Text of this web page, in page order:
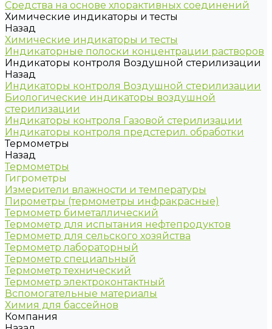
Средства на основе хлорактивных соединений
Химические индикаторы и тесты
Назад
Химические индикаторы и тесты
Индикаторные полоски концентрации растворов
Индикаторы контроля Воздушной стерилизации
Назад
Индикаторы контроля Воздушной стерилизации
Биологические индикаторы воздушной
стерилизации
Индикаторы контроля Газовой стерилизации
Индикаторы контроля предстерил. обработки
Термометры
Назад
Термометры
Гигрометры
Измерители влажности и температуры
Пирометры (термометры инфракрасные)
Термометр биметаллический
Термометр для испытания нефтепродуктов
Термометр для сельского хозяйства
Термометр лабораторный
Термометр специальный
Термометр технический
Термометр электроконтактный
Вспомогательные материалы
Химия для бассейнов
Компания